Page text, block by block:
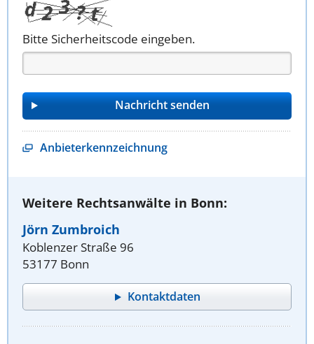
Bitte Sicherheitscode eingeben.
Anbieterkennzeichnung
Weitere Rechtsanwälte in Bonn:
Jörn Zumbroich
Koblenzer Straße 96
53177 Bonn
Kontaktdaten